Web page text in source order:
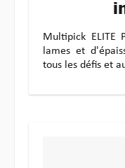
Multipick ELITE
lames et
tous les défis et